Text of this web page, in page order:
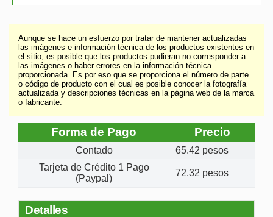
Aunque se hace un esfuerzo por tratar de mantener actualizadas
las imágenes e información técnica de los productos existentes en
el sitio, es posible que los productos pudieran no corresponder a
las imágenes o haber errores en la información técnica
proporcionada. Es por eso que se proporciona el número de parte
o código de producto con el cual es posible conocer la fotografía
actualizada y descripciones técnicas en la página web de la marca
o fabricante.
Forma de Pago Precio
Contado
65.42 pesos
Tarjeta de Crédito 1 Pago
(Paypal)
72.32 pesos
Detalles